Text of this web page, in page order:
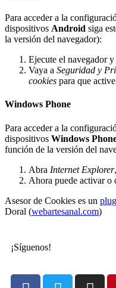
Para acceder a la
dispositivos Android siga
la versión del navegador):
Ejecute el navegador y
Vaya a Seguridad y
cookies para que
Windows Phone
Para acceder a la
dispositivos Windows
función de la versión del
Abra Internet Explorer
Ahora puede activar o
Asesor de Cookies es un
Doral (webartesanal.com)
¡Síguenos!